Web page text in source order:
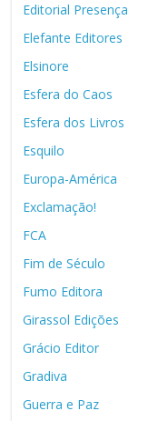
Editorial Presença
Elefante Editores
Elsinore
Esfera do Caos
Esfera dos Livros
Esquilo
Europa-América
Exclamação!
FCA
Fim de Século
Fumo Editora
Girassol Edições
Grácio Editor
Gradiva
Guerra e Paz